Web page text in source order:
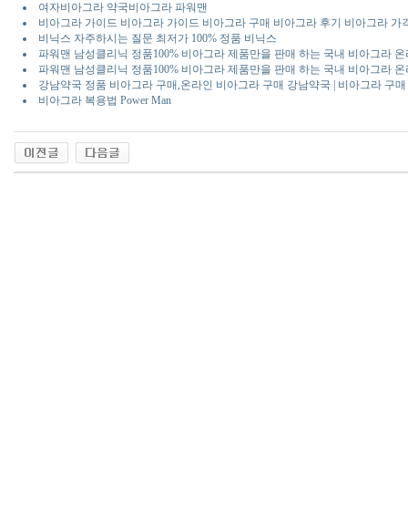
여자비아그라 약국비아그라 파워맨
비아그라 가이드 비아그라 가이드 비아그라 구매 비아그라 후기 비아그라 가
비닉스 자주하시는 질문 최저가 100% 정품 비닉스
파워맨 남성클리닉 정품100% 비아그라 제품만을 판매 하는 국내 비아그라
파워맨 남성클리닉 정품100% 비아그라 제품만을 판매 하는 국내 비아그라
강남약국 정품 비아그라 구매,온라인 비아그라 구매 강남약국 | 비아그라 구
비아그라 복용법 Power Man